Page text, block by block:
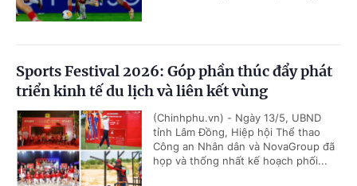
Sports Festival 2026: Góp phần thúc đẩy phát
triển kinh tế du lịch và liên kết vùng
(Chinhphu.vn) - Ngày 13/5, UBND
tỉnh Lâm Đồng, Hiệp hội Thể thao
Công an Nhân dân và NovaGroup đã
họp và thống nhất kế hoạch phối...